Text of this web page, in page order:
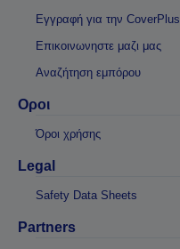
Εγγραφή για την CoverPlus
Επικοινωνηστε μαζι μας
Αναζήτηση εμπόρου
Οροι
Όροι χρήσης
Legal
Safety Data Sheets
Partners